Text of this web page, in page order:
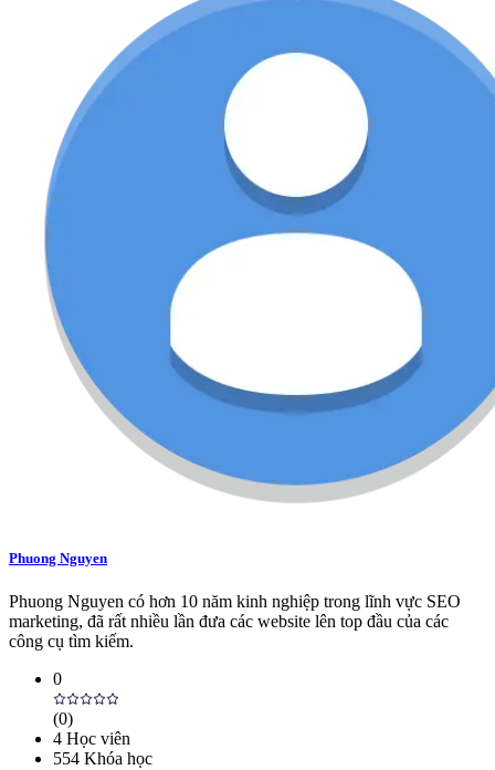
Phuong Nguyen
Phuong Nguyen có hơn 10 năm kinh nghiệp trong lĩnh vực SEO
marketing, đã rất nhiều lần đưa các website lên top đầu của các
công cụ tìm kiếm.
0
(0)
4 Học viên
554 Khóa học